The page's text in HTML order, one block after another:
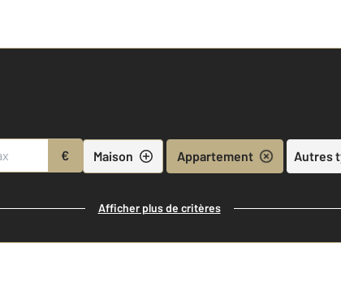
€ Maison Appartement Autres
Afficher plus de critères